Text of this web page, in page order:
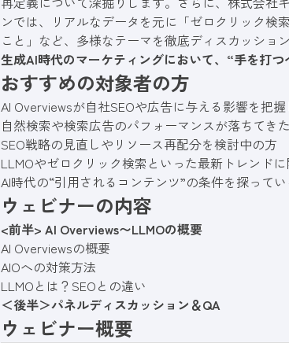
ンでは、リアルなデータを元に「ゼロクリック検
こと」など、多様なテーマを徹底ディスカッショ
生成AI時代のマーケティングにおいて、“手を打
おすすめの対象者の方
AI Overviewsが自社SEOや広告に与える影響を把
自然検索や検索広告のパフォーマンスが落ちてき
SEO戦略の見直しやリソース再配分を検討中の方
LLMOやゼロクリック検索といった最新トレンド
AI時代の“引用されるコンテンツ”の条件を探って
ウェビナーの内容
<前半> AI Overviews〜LLMOの概要
AI Overviewsの概要
AIOへの対策方法
LLMOとは？SEOとの違い
＜後半＞パネルディスカッション＆QA
ウェビナー概要